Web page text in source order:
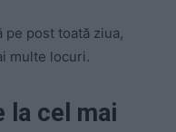
pe post toată ziua,
multe locuri.
la cel mai